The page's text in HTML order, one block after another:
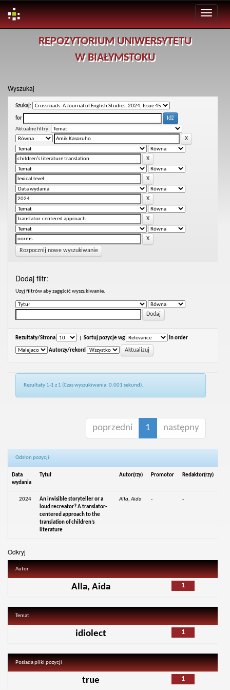
REPOZYTORIUM UNIWERSYTETU
W BIAŁYMSTOKU
Wyszukaj
Szukaj:
for
Aktualne filtry:
Rozpocznij nowe wyszukiwanie
Dodaj filtr:
Uzyj filtrów aby zagęścić wyszukiwanie.
Rezultaty/Strona Sortuj pozycje wg In order
Autorzy/rekord
Rezultaty 1-1 z 1 (Czas wyszukiwania: 0.001 sekund).
poprzedni 1 następny
Odsłon pozycji:
Data
wydania
Tytuł Autor(rzy) Promotor Redaktor(rzy)
2024
An invisible storyteller or a
loud recreator? A translator-
centered approach to the
translation of children’s
literature
Alla, Aida - -
Odkryj
Autor
1
Alla, Aida
Temat
1
idiolect
Posiada pliki pozycji
1
true